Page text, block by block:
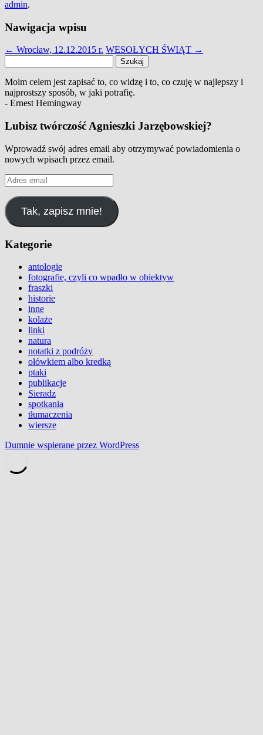
admin.
Nawigacja wpisu
← Wrocław, 12.12.2015 r. WESOŁYCH ŚWIĄT →
Moim celem jest zapisać to, co widzę i to, co czuję w najlepszy i
najprostszy sposób, w jaki potrafię.
- Ernest Hemingway
Lubisz twórczość Agnieszki Jarzębowskiej?
Wprowadź swój adres email aby otrzymywać powiadomienia o
nowych wpisach przez email.
Adres
email
Tak, zapisz mnie!
Kategorie
antologie
fotografie, czyli co wpadło w obiektyw
fraszki
historie
inne
kolaże
linki
natura
notatki z podróży
ołówkiem albo kredką
ptaki
publikacje
Sieradz
spotkania
tłumaczenia
wiersze
Dumnie wspierane przez WordPress